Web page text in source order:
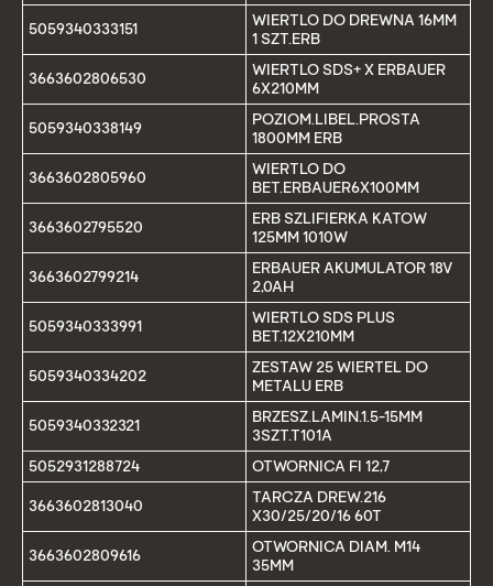
5059340333151
WIERTLO DO DREWNA 16MM
1 SZT.ERB
3663602806530
WIERTLO SDS+ X ERBAUER
6X210MM
5059340338149
POZIOM.LIBEL.PROSTA
1800MM ERB
3663602805960
WIERTLO DO
BET.ERBAUER6X100MM
3663602795520
ERB SZLIFIERKA KATOW
125MM 1010W
3663602799214
ERBAUER AKUMULATOR 18V
2,0AH
5059340333991
WIERTLO SDS PLUS
BET.12X210MM
5059340334202
ZESTAW 25 WIERTEL DO
METALU ERB
5059340332321
BRZESZ.LAMIN.1.5-15MM
3SZT.T101A
5052931288724
OTWORNICA FI 12,7
3663602813040
TARCZA DREW.216
X30/25/20/16 60T
3663602809616
OTWORNICA DIAM. M14
35MM